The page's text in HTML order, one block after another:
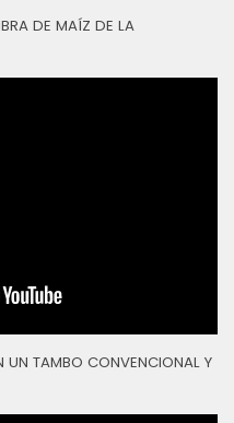
DE MAÍZ DE LA
UN TAMBO CONVENCIONAL Y